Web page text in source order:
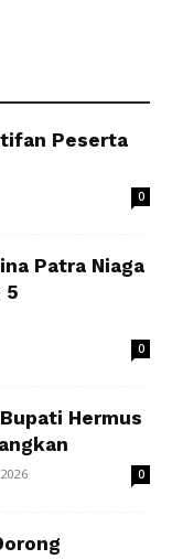
Peserta
0
Patra Niaga
5
0
Hermus
0